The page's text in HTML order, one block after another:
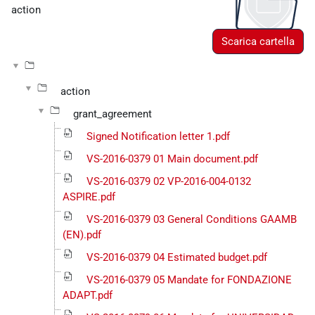
action
Scarica cartella
action
grant_agreement
Signed Notification letter 1.pdf
VS-2016-0379 01 Main document.pdf
VS-2016-0379 02 VP-2016-004-0132
ASPIRE.pdf
VS-2016-0379 03 General Conditions GAAMB
(EN).pdf
VS-2016-0379 04 Estimated budget.pdf
VS-2016-0379 05 Mandate for FONDAZIONE
ADAPT.pdf